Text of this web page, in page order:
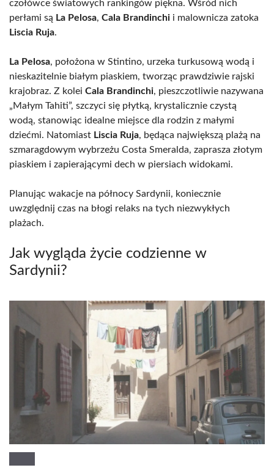
czołówce światowych rankingów piękna. Wśród nich
perłami są La Pelosa, Cala Brandinchi i malownicza zatoka
Liscia Ruja.
La Pelosa, położona w Stintino, urzeka turkusową wodą i
nieskazitelnie białym piaskiem, tworząc prawdziwie rajski
krajobraz. Z kolei Cala Brandinchi, pieszczotliwie nazywana
„Małym Tahiti”, szczyci się płytką, krystalicznie czystą
wodą, stanowiąc idealne miejsce dla rodzin z małymi
dziećmi. Natomiast Liscia Ruja, będąca największą plażą na
szmaragdowym wybrzeżu Costa Smeralda, zaprasza złotym
piaskiem i zapierającymi dech w piersiach widokami.
Planując wakacje na północy Sardynii, koniecznie
uwzględnij czas na błogi relaks na tych niezwykłych
plażach.
Jak wygląda życie codzienne w
Sardynii?